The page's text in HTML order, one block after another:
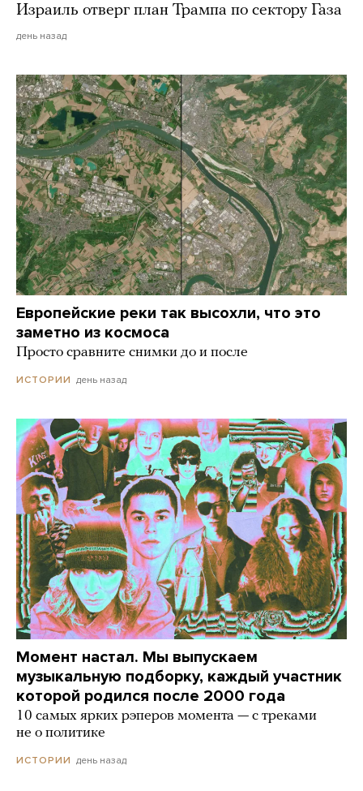
Израиль отверг план Трампа по сектору Газа
день назад
Европейские реки так высохли, что это
заметно из космоса
Просто сравните снимки до и после
ИСТОРИИ день назад
Момент настал. Мы выпускаем
музыкальную подборку, каждый участник
которой родился после 2000 года
10 самых ярких рэперов момента — с треками
не о политике
ИСТОРИИ день назад